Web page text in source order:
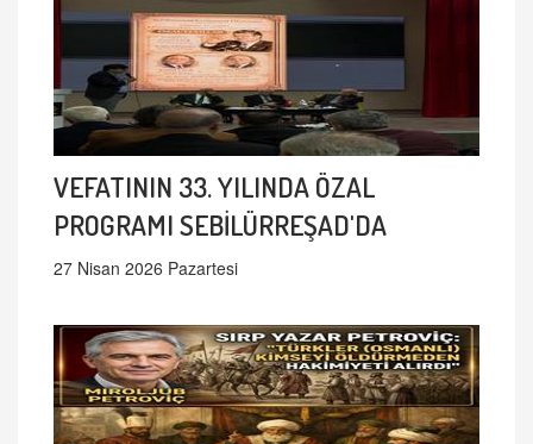
VEFATININ 33. YILINDA ÖZAL
PROGRAMI SEBİLÜRREŞAD'DA
27 Nisan 2026 Pazartesi